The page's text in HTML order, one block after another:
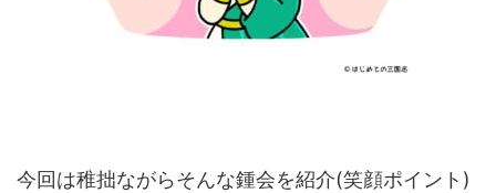
今回は稚拙ながらそんな鍾会を紹介(笑顔ポイント)